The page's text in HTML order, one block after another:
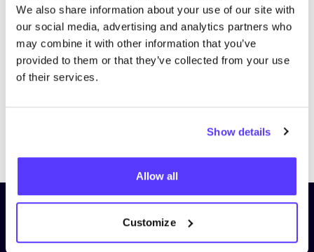
We also share information about your use of our site with
our social media, advertising and analytics partners who
may combine it with other information that you’ve
provided to them or that they’ve collected from your use
of their services.
Show details
Allow all
Customize
PreviousNext
¡Suscríbete a nuestro boletín
y mantente informado!